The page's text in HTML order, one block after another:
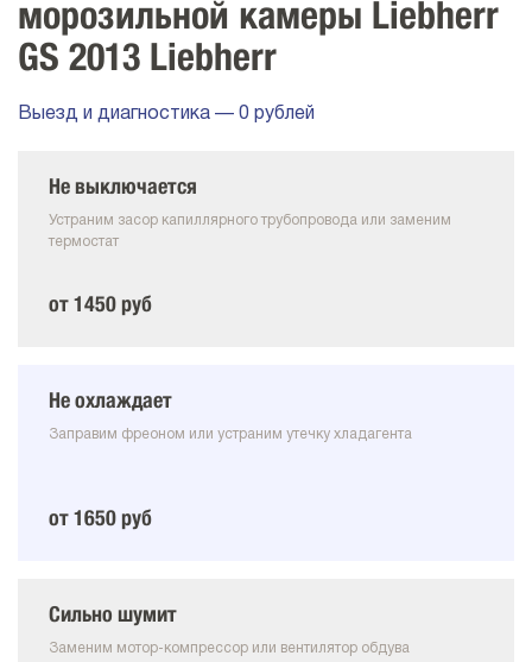
морозильной камеры Liebherr
GS 2013 Liebherr
Выезд и диагностика — 0 рублей
Не выключается
Устраним засор капиллярного трубопровода или заменим
термостат
от 1450 руб
Не охлаждает
Заправим фреоном или устраним утечку хладагента
от 1650 руб
Сильно шумит
Заменим мотор-компрессор или вентилятор обдува